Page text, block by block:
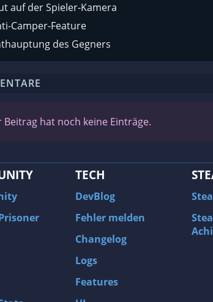
auf der Spieler-Kamera
Camper-Feature
des Gegners
Beitrag hat noch keine Einträge.
TECH
DevBlog
Fehler melden
Changelog
Logs
Features